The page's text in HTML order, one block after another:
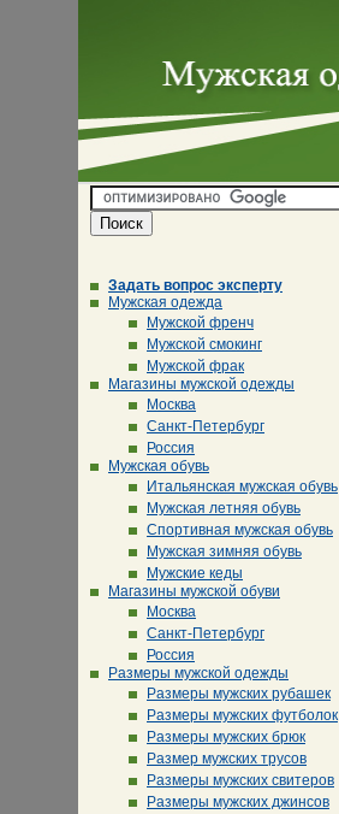
Задать вопрос эксперту
Мужская одежда
Мужской френч
Мужской смокинг
Мужской фрак
Магазины мужской одежды
Москва
Санкт-Петербург
Россия
Мужская обувь
Итальянская мужская обувь
Мужская летняя обувь
Спортивная мужская обувь
Мужская зимняя обувь
Мужские кеды
Магазины мужской обуви
Москва
Санкт-Петербург
Россия
Размеры мужской одежды
Размеры мужских рубашек
Размеры мужских футболок
Размеры мужских брюк
Размер мужских трусов
Размеры мужских свитеров
Размеры мужских джинсов